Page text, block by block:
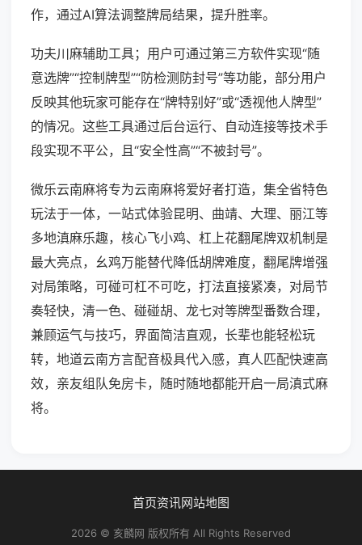
作，通过AI算法调整牌局结果，提升胜率。
功夫川麻辅助工具；用户可通过第三方软件实现“随
意选牌”“控制牌型”“防检测防封号”等功能，部分用户
反映其他玩家可能存在“牌特别好”或“透视他人牌型”
的情况。这些工具通过后台运行、自动连接等技术手
段实现不平公，且“安全性高”“不被封号”。
微乐云南麻将专为云南麻将爱好者打造，集全省特色
玩法于一体，一站式体验昆明、曲靖、大理、丽江等
多地滇麻乐趣，核心飞小鸡、杠上花翻尾牌双机制是
最大亮点，幺鸡万能替代降低胡牌难度，翻尾牌增强
对局策略，可碰可杠不可吃，打法直接紧凑，对局节
奏轻快，清一色、碰碰胡、龙七对等牌型番数合理，
兼顾运气与技巧，界面简洁直观，长辈也能轻松玩
转，地道云南方言配音极具代入感，真人匹配快速高
效，亲友组队免房卡，随时随地都能开启一局滇式麻
将。
首页资讯网站地图
2026 © 亥麟网 版权所有 All Rights Reserved